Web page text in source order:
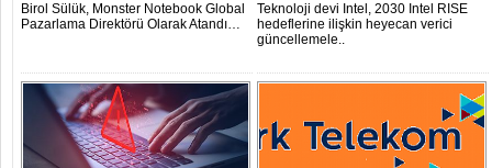
Birol Sülük, Monster Notebook Global
Pazarlama Direktörü Olarak Atandı…
Teknoloji devi Intel, 2030 Intel RISE
hedeflerine ilişkin heyecan verici
güncellemele..